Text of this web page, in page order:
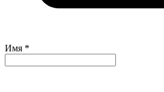
Имя *